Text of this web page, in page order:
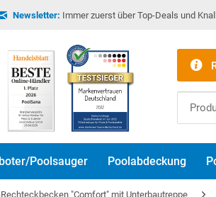
Newsletter: Immer zuerst über Top-Deals und
Poolsauger Poolabdeckung
"Comfort" mit Unterbautreppe